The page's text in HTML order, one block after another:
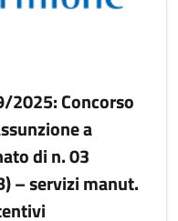
Concorso
a
di n. 03
– servizi manut.